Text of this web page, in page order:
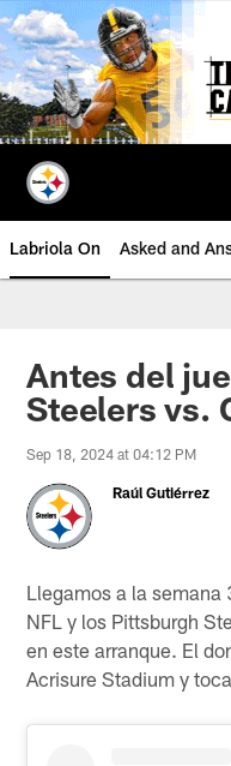
Skip
to
main
content
Labriola On Asked and
Antes del
Steelers vs.
Sep 18, 2024 at 04:12 PM
Raúl Gutiérrez
Llegamos a la semana
NFL y los Pittsburgh
en este arranque. El
Acrisure Stadium y